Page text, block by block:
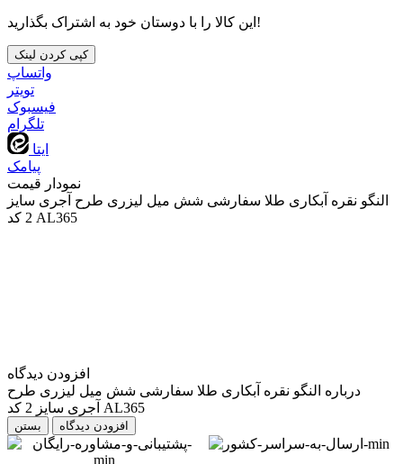
این کالا را با دوستان خود به اشتراک بگذارید!
کپی کردن لینک
واتساپ
تويتر
فیسبوک
تلگرام
ایتا
پیامک
نمودار قیمت
النگو نقره آبکاری طلا سفارشی شش میل لیزری طرح آجری سایز
2 کد AL365
افزودن دیدگاه
درباره النگو نقره آبکاری طلا سفارشی شش میل لیزری طرح
آجری سایز 2 کد AL365
بستن